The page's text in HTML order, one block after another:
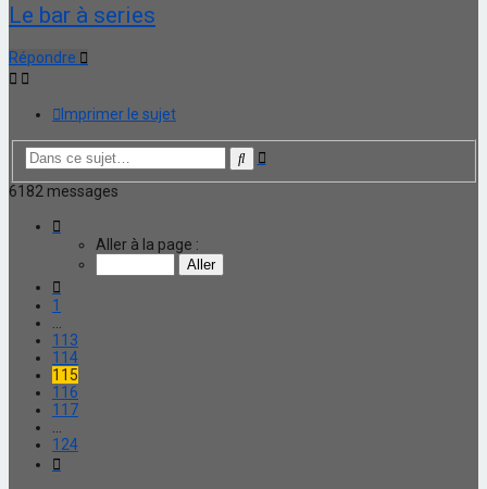
Le bar à series
Répondre
Imprimer le sujet
Rechercher
Recherche
6182 messages
115
Aller à la page :
1
113
114
115
116
117
124